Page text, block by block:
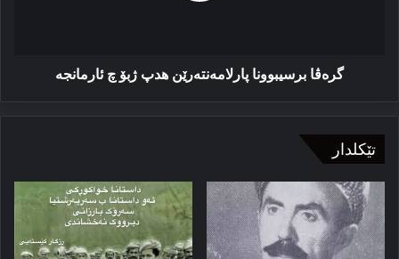
گره‌ڤا برسیبوونا پارلامه‌نته‌رێن هدپ ژبۆ چ ئارمانجە
تێکلدار